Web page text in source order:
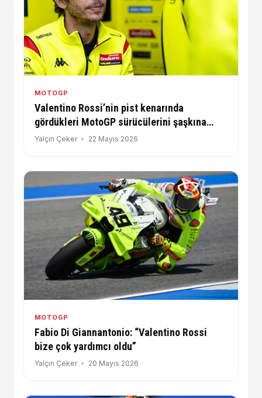
MOTOGP
Valentino Rossi’nin pist kenarında
gördükleri MotoGP sürücülerini şaşkına
çeviriyor
Yalçın Çeker 22 Mayıs 2026
MOTOGP
Fabio Di Giannantonio: “Valentino Rossi
bize çok yardımcı oldu”
Yalçın Çeker 20 Mayıs 2026